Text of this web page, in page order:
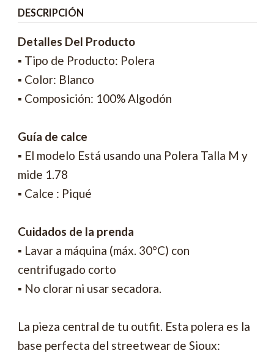
DESCRIPCIÓN
Detalles Del Producto
▪ Tipo de Producto: Polera
▪ Color: Blanco
▪ Composición: 100% Algodón
Guía de calce
▪ El modelo Está usando una Polera Talla M y
mide 1.78
▪ Calce : Piqué
Cuidados de la prenda
▪ Lavar a máquina (máx. 30°C) con
centrifugado corto
▪ No clorar ni usar secadora.
La pieza central de tu outfit. Esta polera es la
base perfecta del streetwear de Sioux: